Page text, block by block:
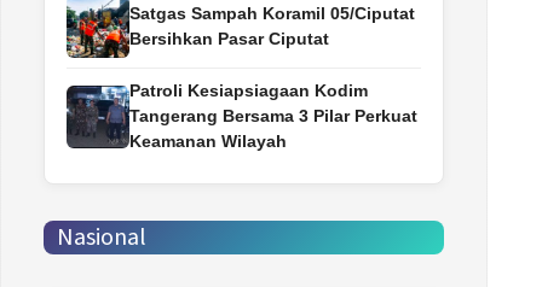
Satgas Sampah Koramil 05/Ciputat
Bersihkan Pasar Ciputat
Patroli Kesiapsiagaan Kodim
Tangerang Bersama 3 Pilar Perkuat
Keamanan Wilayah
Nasional